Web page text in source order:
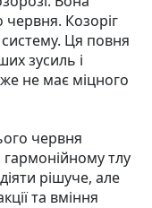
червня. Козоріг
систему. Ця повня
зусиль і
не має міцного
червня
гармонійному тлу
рішуче, але
та вміння